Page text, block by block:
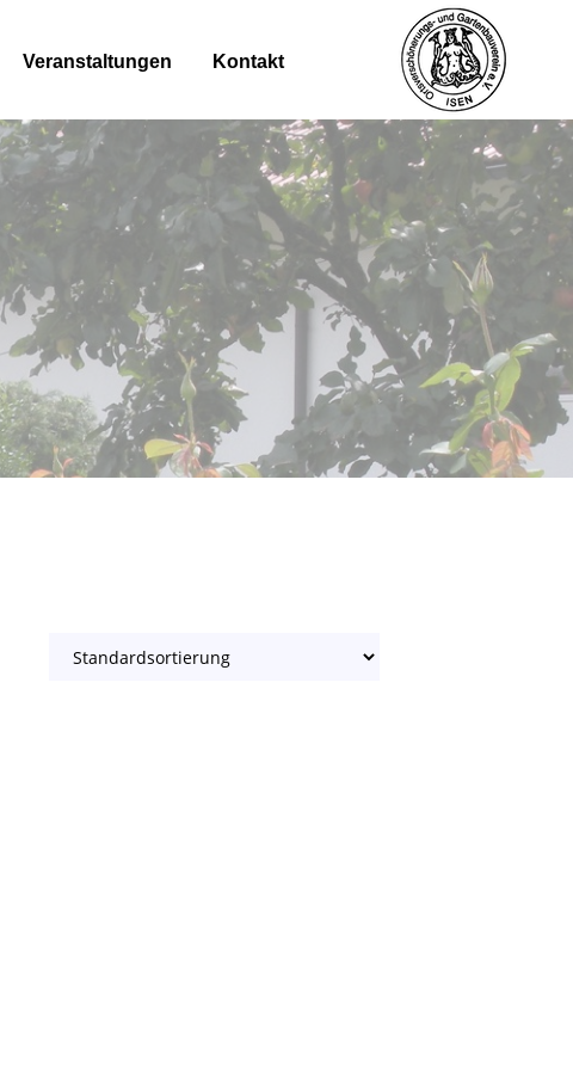
Veranstaltungen Kontakt